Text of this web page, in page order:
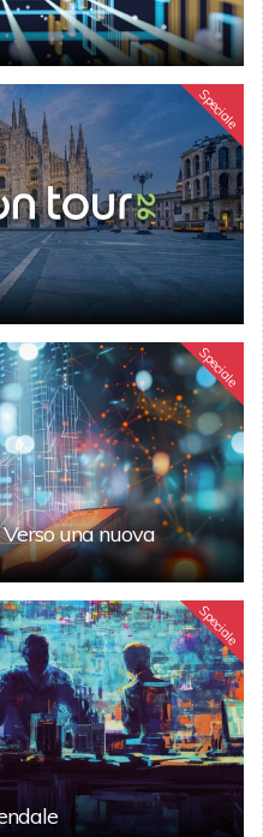
Speciale
Speciale
una nuova
Speciale